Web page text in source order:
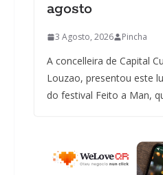
agosto
3 Agosto, 2026 Pincha
A concelleira de Capital
Louzao, presentou este
do festival Feito a Man,